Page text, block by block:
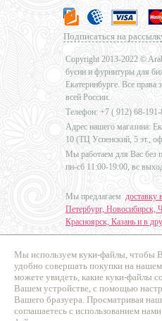
Мы используем куки-файлы, чтобы
удобно совершать покупки на
можете увидеть, какие куки-файлы
Вашем устройстве, с помощью
Вашего бразуера. Просматривая
соглашаетесь с использованием
Подписаться на
Copyright 2013-2022 ©
бусин и фурнитуры для
Екатеринбурге. Все
всей России.
Телефон: +7 ( 912) 68-191-
Адрес нашего магазина:
10 (ТЦ Успенский, 5 эт.,
Мы работаем для Вас без
пн-сб 11:00-19:00, вс
Мы предлагаем доставку
Петербург, Новосибирск,
Красноярск, Казань и в
Дизайн - Наталья Мальцева
Продвижение сайтов
Промо Эксперт